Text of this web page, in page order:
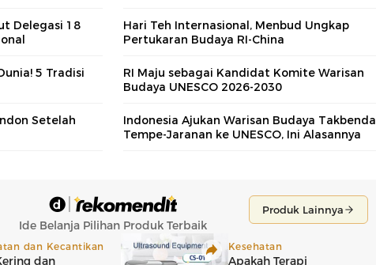
Delegasi 18
Hari Teh Internasional, Menbud Ungkap
Pertukaran Budaya RI-China
5 Tradisi
RI Maju sebagai Kandidat Komite Warisan
Budaya UNESCO 2026-2030
Setelah
Indonesia Ajukan Warisan Budaya Takbenda
Tempe-Jaranan ke UNESCO, Ini Alasannya